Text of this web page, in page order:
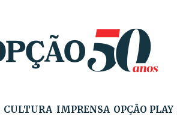
CULTURA IMPRENSA OPÇÃO PLAY